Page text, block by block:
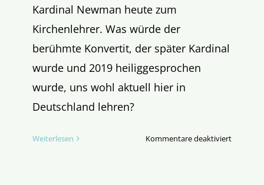
Kardinal Newman heute zum
Kirchenlehrer. Was würde der
berühmte Konvertit, der später Kardinal
wurde und 2019 heiliggesprochen
wurde, uns wohl aktuell hier in
Deutschland lehren?
Weiterlesen Kommentare deaktiviertfür